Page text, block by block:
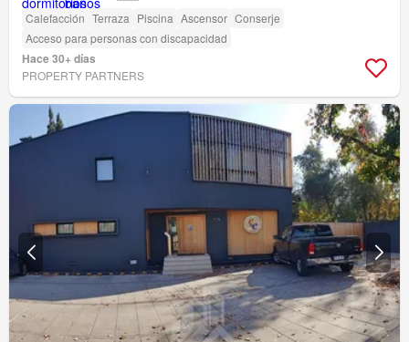
Calefacción Terraza Piscina Ascensor Conserje
Acceso para personas con discapacidad
Hace 30+ días
PROPERTY PARTNERS